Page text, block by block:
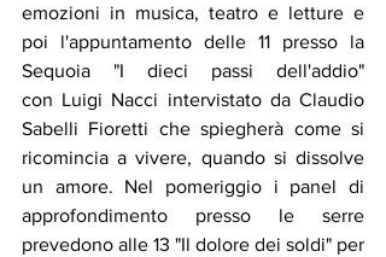
emozioni in musica, teatro e letture e
poi l'appuntamento delle 11 presso la
Sequoia "I dieci passi dell'addio"
con Luigi Nacci intervistato da Claudio
Sabelli Fioretti che spiegherà come si
ricomincia a vivere, quando si dissolve
un amore. Nel pomeriggio i panel di
approfondimento presso le serre
prevedono alle 13 "Il dolore dei soldi" per